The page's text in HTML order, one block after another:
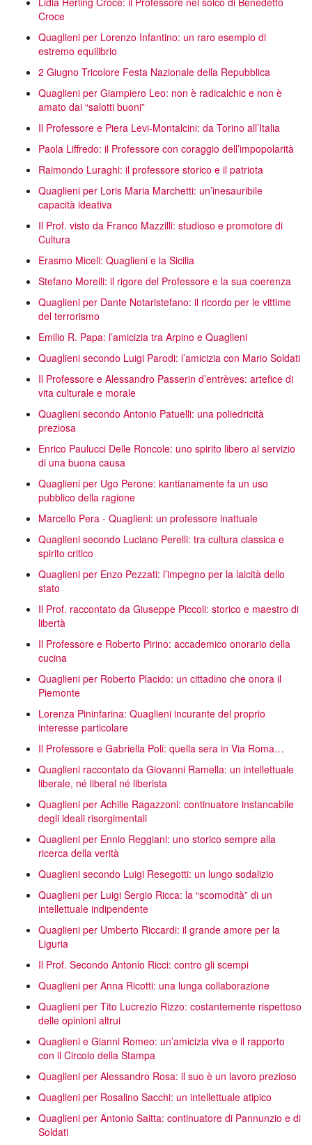
Croce
Quaglieni per Lorenzo Infantino: un raro esempio di
estremo equilibrio
2 Giugno Tricolore Festa Nazionale della Repubblica
Quaglieni per Giampiero Leo: non è radicalchic e non è
amato dai “salotti buoni”
Il Professore e Piera Levi-Montalcini: da Torino all’Italia
Paola Liffredo: il Professore con coraggio dell’impopolarità
Raimondo Luraghi: il professore storico e il patriota
Quaglieni per Loris Maria Marchetti: un’inesauribile
capacità ideativa
Il Prof. visto da Franco Mazzilli: studioso e promotore di
Cultura
Erasmo Miceli: Quaglieni e la Sicilia
Stefano Morelli: il rigore del Professore e la sua coerenza
Quaglieni per Dante Notaristefano: il ricordo per le vittime
del terrorismo
Emilio R. Papa: l’amicizia tra Arpino e Quaglieni
Quaglieni secondo Luigi Parodi: l’amicizia con Mario Soldati
Il Professore e Alessandro Passerin d’entrèves: artefice di
vita culturale e morale
Quaglieni secondo Antonio Patuelli: una poliedricità
preziosa
Enrico Paulucci Delle Roncole: uno spirito libero al servizio
di una buona causa
Quaglieni per Ugo Perone: kantianamente fa un uso
pubblico della ragione
Marcello Pera - Quaglieni: un professore inattuale
Quaglieni secondo Luciano Perelli: tra cultura classica e
spirito critico
Quaglieni per Enzo Pezzati: l’impegno per la laicità dello
stato
Il Prof. raccontato da Giuseppe Piccoli: storico e maestro di
libertà
Il Professore e Roberto Pirino: accademico onorario della
cucina
Quaglieni per Roberto Placido: un cittadino che onora il
Piemonte
Lorenza Pininfarina: Quaglieni incurante del proprio
interesse particolare
Il Professore e Gabriella Poli: quella sera in Via Roma…
Quaglieni raccontato da Giovanni Ramella: un intellettuale
liberale, né liberal né liberista
Quaglieni per Achille Ragazzoni: continuatore instancabile
degli ideali risorgimentali
Quaglieni per Ennio Reggiani: uno storico sempre alla
ricerca della verità
Quaglieni secondo Luigi Resegotti: un lungo sodalizio
Quaglieni per Luigi Sergio Ricca: la “scomodità” di un
intellettuale indipendente
Quaglieni per Umberto Riccardi: il grande amore per la
Liguria
Il Prof. Secondo Antonio Ricci: contro gli scempi
Quaglieni per Anna Ricotti: una lunga collaborazione
Quaglieni per Tito Lucrezio Rizzo: costantemente rispettoso
delle opinioni altrui
Quaglieni e Gianni Romeo: un’amicizia viva e il rapporto
con il Circolo della Stampa
Quaglieni per Alessandro Rosa: il suo è un lavoro prezioso
Quaglieni per Rosalino Sacchi: un intellettuale atipico
Quaglieni per Antonio Saitta: continuatore di Pannunzio e di
Soldati